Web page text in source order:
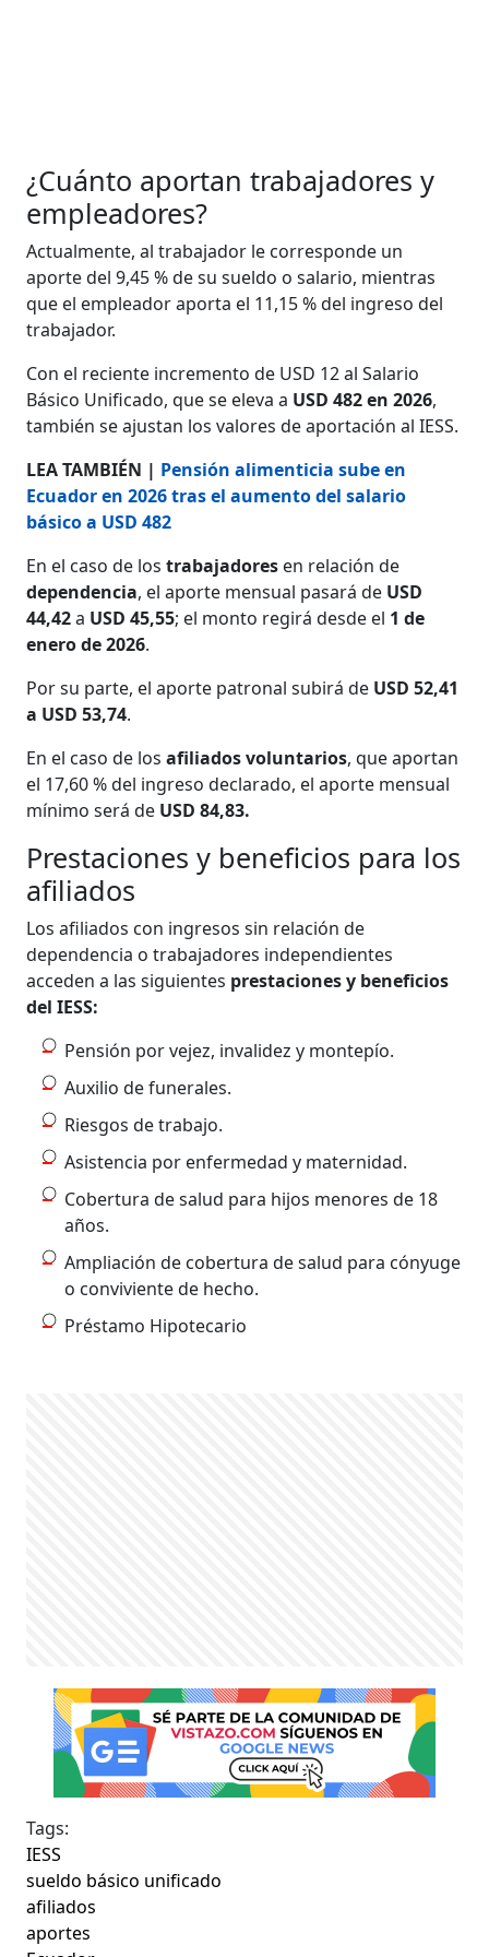
¿Cuánto aportan trabajadores y
empleadores?
Actualmente, al trabajador le corresponde un
aporte del 9,45 % de su sueldo o salario, mientras
que el empleador aporta el 11,15 % del ingreso del
trabajador.
Con el reciente incremento de USD 12 al Salario
Básico Unificado, que se eleva a USD 482 en 2026,
también se ajustan los valores de aportación al IESS.
LEA TAMBIÉN | Pensión alimenticia sube en
Ecuador en 2026 tras el aumento del salario
básico a USD 482
En el caso de lostrabajadores en relación de
dependencia, el aporte mensual pasará de USD
44,42a USD 45,55; el monto regirá desde el 1 de
enero de 2026.
Por su parte, el aporte patronal subirá de USD 52,41
a USD 53,74.
En el caso de losafiliados voluntarios, que aportan
el 17,60 % del ingreso declarado, el aporte mensual
mínimo será de USD 84,83.
Prestaciones y beneficios para los
afiliados
Los afiliados con ingresos sin relación de
dependencia o trabajadores independientes
acceden a las siguientes prestaciones y beneficios
del IESS:
Pensión por vejez, invalidez y montepío.
Auxilio de funerales.
Riesgos de trabajo.
Asistencia por enfermedad y maternidad.
Cobertura de salud para hijos menores de 18
años.
Ampliación de cobertura de salud para cónyuge
o conviviente de hecho.
Préstamo Hipotecario
Tags:
IESS
sueldo básico unificado
afiliados
aportes